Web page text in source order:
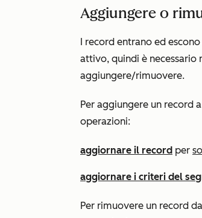
Aggiungere o
I record entrano ed
attivo, quindi è
aggiungere/rimuovere.
Per aggiungere un record
operazioni:
aggiornare il record per
aggiornare i criteri del
Per rimuovere un record